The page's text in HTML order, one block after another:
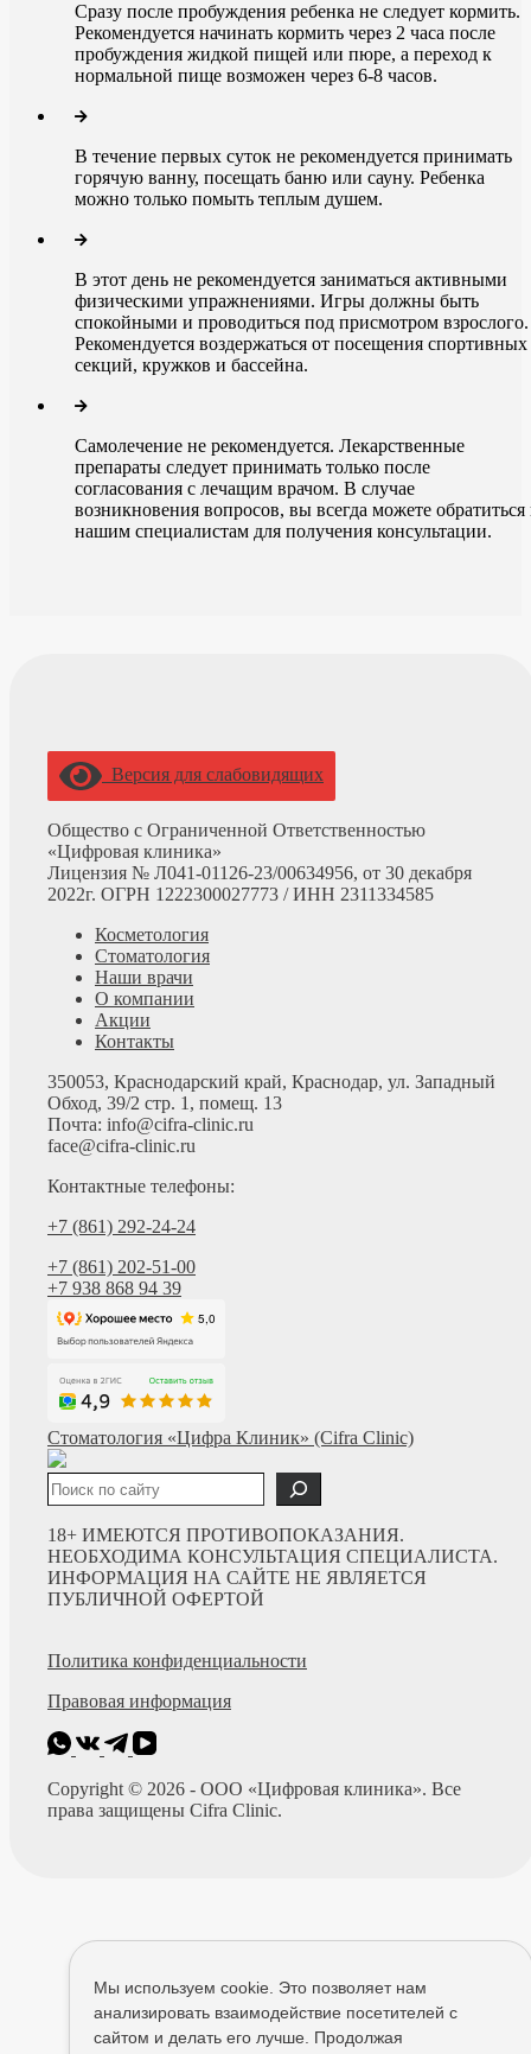
Сразу после пробуждения ребенка не следует кормить.
Рекомендуется начинать кормить через 2 часа после
пробуждения жидкой пищей или пюре, а переход к
нормальной пище возможен через 6-8 часов.
В течение первых суток не рекомендуется принимать
горячую ванну, посещать баню или сауну. Ребенка
можно только помыть теплым душем.
В этот день не рекомендуется заниматься активными
физическими упражнениями. Игры должны быть
спокойными и проводиться под присмотром взрослого.
Рекомендуется воздержаться от посещения спортивных
секций, кружков и бассейна.
Самолечение не рекомендуется. Лекарственные
препараты следует принимать только после
согласования с лечащим врачом. В случае
возникновения вопросов, вы всегда можете обратиться
нашим специалистам для получения консультации.
Версия для слабовидящих
Общество с Ограниченной Ответственностью
«Цифровая клиника»
Лицензия № Л041-01126-23/00634956, от 30 декабря
2022г. ОГРН 1222300027773 / ИНН 2311334585
Косметология
Стоматология
Наши врачи
О компании
Акции
Контакты
350053, Краснодарский край, Краснодар, ул. Западный
Обход, 39/2 стр. 1, помещ. 13
Почта: info@cifra-clinic.ru
face@cifra-clinic.ru
Контактные телефоны:
+7 (861) 292-24-24
+7 (861) 202-51-00
+7 938 868 94 39
Стоматология «Цифра Клиник» (Cifra Clinic)
Поиск
18+ ИМЕЮТСЯ ПРОТИВОПОКАЗАНИЯ.
НЕОБХОДИМА КОНСУЛЬТАЦИЯ СПЕЦИАЛИСТА.
ИНФОРМАЦИЯ НА САЙТЕ НЕ ЯВЛЯЕТСЯ
ПУБЛИЧНОЙ ОФЕРТОЙ
Мы используем cookie. Это позволяет нам
анализировать взаимодействие посетителей с
сайтом и делать его лучше. Продолжая
Политика конфиденциальности
Правовая информация
Copyright © 2026 - ООО «Цифровая клиника». Все
права защищены Cifra Clinic.